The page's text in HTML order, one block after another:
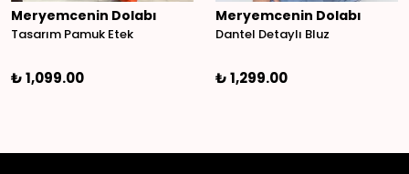
Meryemcenin Dolabı
Tasarım Pamuk Etek
₺ 1,099.00
Meryemcenin Dolabı
Dantel Detaylı Bluz
₺ 1,299.00